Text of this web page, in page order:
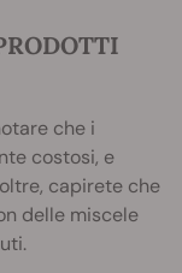
che i
costosi, e
capirete che
delle miscele